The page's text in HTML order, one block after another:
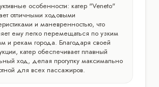
особенности: катер "Veneto"
отличными ходовыми
и маневренностью, что
ему легко перемещаться по узким
и рекам города. Благодаря своей
катер обеспечивает плавный
ход, делая прогулку максимально
для всех пассажиров.